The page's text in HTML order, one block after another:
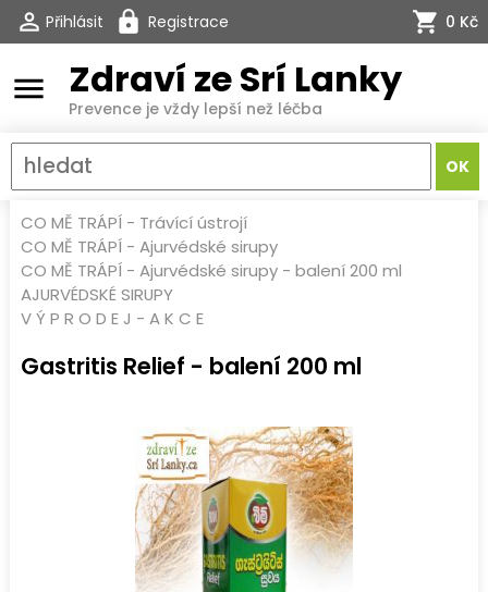
Přihlásit Registrace 0 Kč
menu Zdraví ze Srí Lanky
Prevence je vždy lepší než léčba
CO MĚ TRÁPÍ- Trávící ústrojí
CO MĚ TRÁPÍ- Ajurvédské sirupy
CO MĚ TRÁPÍ- Ajurvédské sirupy- balení 200 ml
AJURVÉDSKÉ SIRUPY
V Ý P R O D E J - A K C E
Gastritis Relief - balení 200 ml